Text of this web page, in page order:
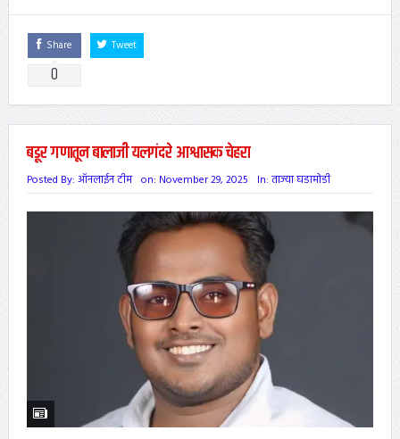
Share
0
Tweet
बडूर गणातून बालाजी यलगंदरे आश्वासक चेहरा
Posted By: ऑनलाईन टीम on: November 29, 2025 In: ताज्या घडामोडी